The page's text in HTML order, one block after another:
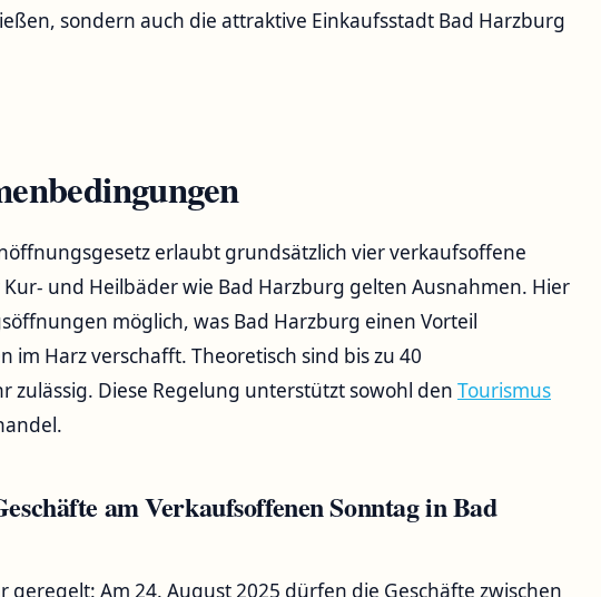
sondern auch die attraktive Einkaufsstadt Bad Harzburg
erlaubt grundsätzlich vier verkaufsoffene
Kur- und Heilbäder wie Bad Harzburg gelten Ausnahmen. Hier
möglich, was Bad Harzburg einen Vorteil
im Harz verschafft. Theoretisch sind bis zu 40
zulässig. Diese Regelung unterstützt sowohl den Tourismus
am Verkaufsoffenen Sonntag in Bad
geregelt: Am 24. August 2025 dürfen die Geschäfte zwischen